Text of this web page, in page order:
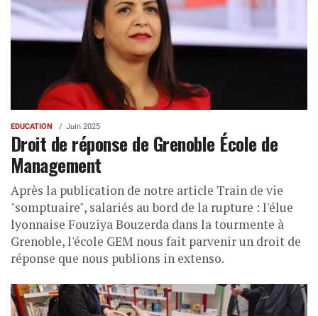
EDUCATION Juin 2025
Droit de réponse de Grenoble École de
Management
Après la publication de notre article Train de vie
"somptuaire", salariés au bord de la rupture : l'élue
lyonnaise Fouziya Bouzerda dans la tourmente à
Grenoble, l'école GEM nous fait parvenir un droit de
réponse que nous publions in extenso.